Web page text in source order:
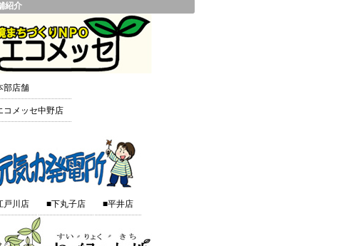
紹介
部店舗
コメッセ中野店
戸川店 ■下丸子店 ■平井店